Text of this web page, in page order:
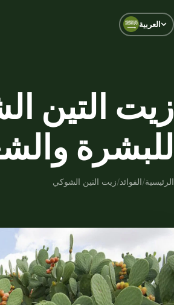
العربية
زيت التين
للبشرة
الرئيسية/الفوائد/زيت التين الشوكي